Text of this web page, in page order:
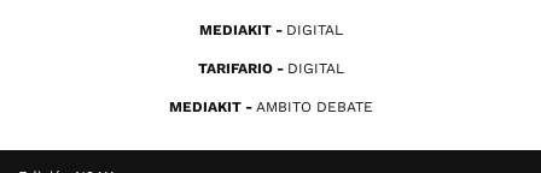
MEDIAKIT DIGITAL
TARIFARIO DIGITAL
MEDIAKIT AMBITO DEBATE